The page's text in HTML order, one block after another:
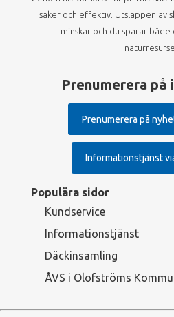
säker och effektiv. Utsläppen av
minskar och du sparar
Prenumerera på
Prenumerera på
Informationstjänst
Populära sidor
Kundservice
Informationstjänst
Däckinsamling
ÅVS i Olofströms